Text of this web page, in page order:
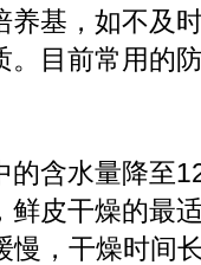
养基，如不及
。目前常用的
的含水量降至
鲜皮干燥的最
，干燥时间